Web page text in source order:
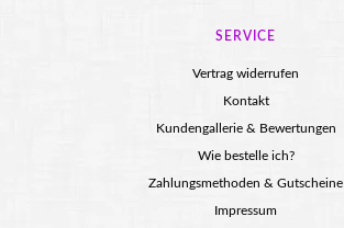
SERVICE
Vertrag widerrufen
Kontakt
Kundengallerie & Bewertungen
Wie bestelle ich?
Zahlungsmethoden & Gutscheine
Impressum